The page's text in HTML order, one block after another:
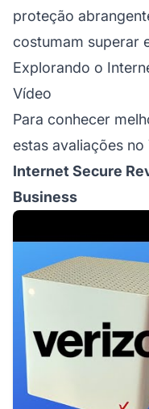
proteção
costumam superar
Explorando o
Vídeo
Para conhecer
estas avaliações no
Internet Secure
Business